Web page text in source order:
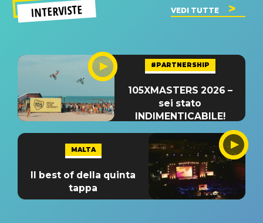
INTERVISTE VEDI TUTTE
#PARTNERSHIP
105XMASTERS 2026 –
sei stato
INDIMENTICABILE!
MALTA
Il best of della quinta
tappa